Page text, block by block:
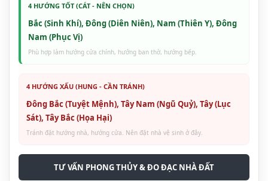
4 HƯỚNG TỐT (CÁT - NÊN CHỌN)
Bắc (Sinh Khí), Đông (Diên Niên), Nam (Thiên Y), Đông
Nam (Phục Vị)
Phù hợp làm hướng cửa chính, hướng ban thờ, hướng bếp.
4 HƯỚNG XẤU (HUNG - CẦN TRÁNH)
Đông Bắc (Tuyệt Mệnh), Tây Nam (Ngũ Quỷ), Tây (Lục
Sát), Tây Bắc (Họa Hại)
Tránh đặt hướng nhà, hướng cửa. Nên đặt nhà vệ sinh ở đây.
TƯ VẤN PHONG THỦY & ĐO ĐẠC NHÀ ĐẤT